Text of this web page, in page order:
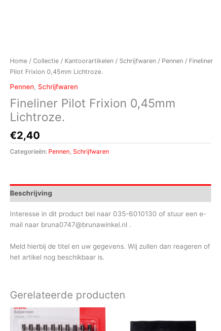
Home / Collectie / Kantoorartikelen / Schrijfwaren / Pennen / Fineliner
Pilot Frixion 0,45mm Lichtroze.
Pennen, Schrijfwaren
Fineliner Pilot Frixion 0,45mm
Lichtroze.
€2,40
Categorieën: Pennen, Schrijfwaren
Beschrijving
Interesse in dit product bel naar 035-6010130 of stuur een e-
mail naar bruna0747@brunawinkel.nl .
Meld hierbij de titel en uw gegevens. Wij zullen dan reageren of
het artikel nog beschikbaar is.
Gerelateerde producten